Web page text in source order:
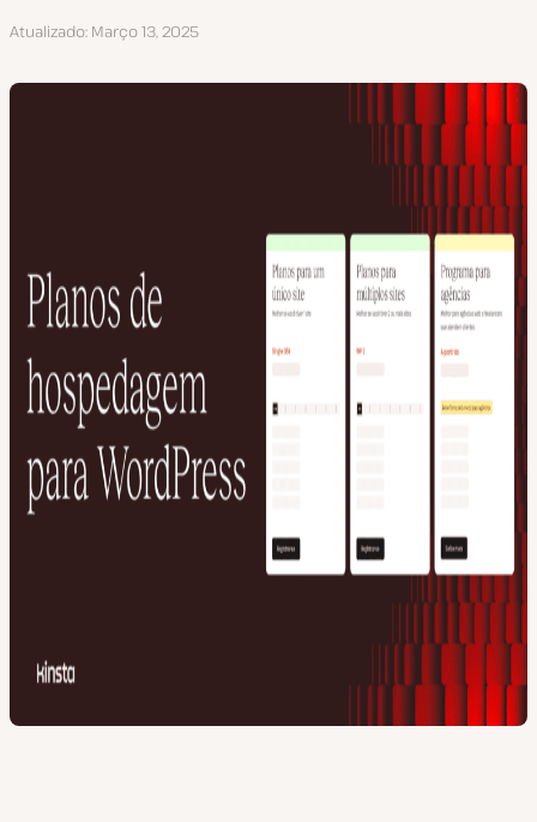
Atualizado Março 13, 2025